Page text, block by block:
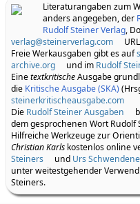
Literaturangaben zum
anders angegeben, der
Rudolf Steiner Verlag,
verlag@steinerverlag.com
Freie Werkausgaben gibt es auf
archive.org
und im Rudolf
EinetextkritischeAusgabe
die Kritische Ausgabe (SKA)
steinerkritischeausgabe.com
Die Rudolf Steiner Ausgaben
dem gesprochenen Wort
Hilfreiche Werkzeuge zur
Christian Karlskostenlos online
Steiners
und Urs
unter weitestgehender
Steiners.